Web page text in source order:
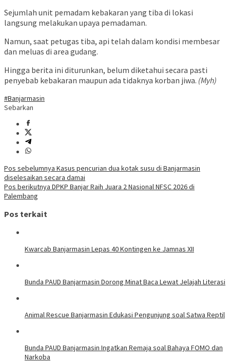
Sejumlah unit pemadam kebakaran yang tiba di lokasi
langsung melakukan upaya pemadaman.
Namun, saat petugas tiba, api telah dalam kondisi membesar
dan meluas di area gudang.
Hingga berita ini diturunkan, belum diketahui secara pasti
penyebab kebakaran maupun ada tidaknya korban jiwa. (Myh)
#Banjarmasin
Sebarkan
Navigasi
pos
Pos sebelumnya Kasus pencurian dua kotak susu di Banjarmasin
diselesaikan secara damai
Pos berikutnya DPKP Banjar Raih Juara 2 Nasional NFSC 2026 di
Palembang
Pos terkait
Kwarcab Banjarmasin Lepas 40 Kontingen ke Jamnas XII
Bunda PAUD Banjarmasin Dorong Minat Baca Lewat Jelajah Literasi
Animal Rescue Banjarmasin Edukasi Pengunjung soal Satwa Reptil
Bunda PAUD Banjarmasin Ingatkan Remaja soal Bahaya FOMO dan
Narkoba